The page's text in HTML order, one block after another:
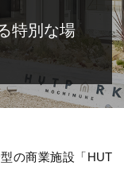
特別な場
の商業施設「HUT